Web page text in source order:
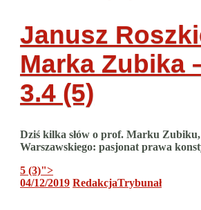
Janusz
Marka Zubika
3.4 (5)
Dziś kilka słów o prof. Marku
Warszawskiego: pasjonat prawa
5 (3)">
04/12/2019 RedakcjaTrybunał